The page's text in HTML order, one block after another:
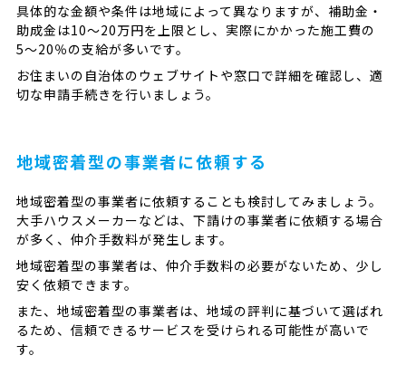
具体的な金額や条件は地域によって異なりますが、補助金・
助成金は10〜20万円を上限とし、実際にかかった施工費の
5〜20％の支給が多いです。
お住まいの自治体のウェブサイトや窓口で詳細を確認し、適
切な申請手続きを行いましょう。
地域密着型の事業者に依頼する
地域密着型の事業者に依頼することも検討してみましょう。
大手ハウスメーカーなどは、下請けの事業者に依頼する場合
が多く、仲介手数料が発生します。
地域密着型の事業者は、仲介手数料の必要がないため、少し
安く依頼できます。
また、地域密着型の事業者は、地域の評判に基づいて選ばれ
るため、信頼できるサービスを受けられる可能性が高いで
す。